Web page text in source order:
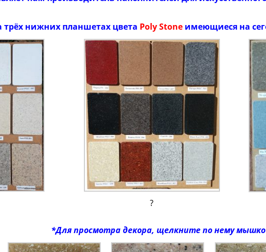
трёх нижних планшетах цвета Poly Stone имеющиеся на
?
*Для просмотра декора, щелкните по нему